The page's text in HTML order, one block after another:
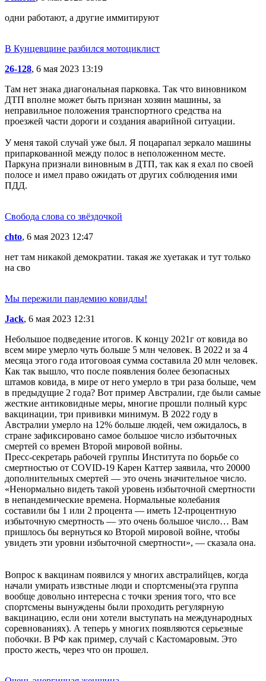
одни работают, а другие иммитируют
В Кунцевщине разбился мотоциклист
26-128, 6 мая 2023 13:19
Там нет знака диагональная парковка. Так что виновником
ДТП вполне может быть признан хозяин машины, за
неправильное положения транспортного средства на
проезжей части дороги и создания аварийной ситуации.
У меня такой случай уже был. Я поцарапал зеркало машины
припаркованной между полос в неположенном месте.
Паркуна признали виновным в ДТП, так как я ехал по своей
полосе и имел право ожидать от других соблюдения ими
ПДД.
Свобода слова со звёздочкой
chto, 6 мая 2023 12:47
нет там никакой демократии. такая же хуетакак и тут только
на сво
Мы пережили пандемию ковидлы!
Jack, 6 мая 2023 12:31
Небольшое подведение итогов. К концу 2021г от ковида во
всем мире умерло чуть больше 5 млн человек. В 2022 и за 4
месяца этого года итоговоая сумма составила 20 млн человек.
Как так вышло, что после появления более безопасных
штамов ковида, в мире от него умерло в три раза больше, чем
в предыдущие 2 года? Вот пример Австралии, где были самые
жесткие антиковидные меры, многие прошли полный курс
вакцинации, три прививки минимум. В 2022 году в
Австралии умерло на 12% больше людей, чем ожидалось, в
стране зафиксировано самое большое число избыточных
смертей со времен Второй мировой войны.
Пресс-секретарь рабочей группы Института по борьбе со
смертностью от COVID-19 Карен Каттер заявила, что 20000
дополнительных смертей — это очень значительное число.
«Ненормально видеть такой уровень избыточной смертности
в непандемические времена. Нормальные колебания
составили бы 1 или 2 процента — иметь 12-процентную
избыточную смертность — это очень большое число… Вам
пришлось бы вернуться ко Второй мировой войне, чтобы
увидеть эти уровни избыточной смертности», — сказала она.
Вопрос к вакцинам появился у многих австралийцев, когда
начали умирать извстные люди и спортсмены(эта группа
вообще довольно интересна с точки зрения того, что все
спортсмены вынуждены были проходить регулярную
вакцинацию, если они хотели выступать на международных
соревнованиях). А теперь у многих появляются серьезные
побочки. В РФ как пример, случай с Кастомаровым. Это
просто жесть, через что он прошел.